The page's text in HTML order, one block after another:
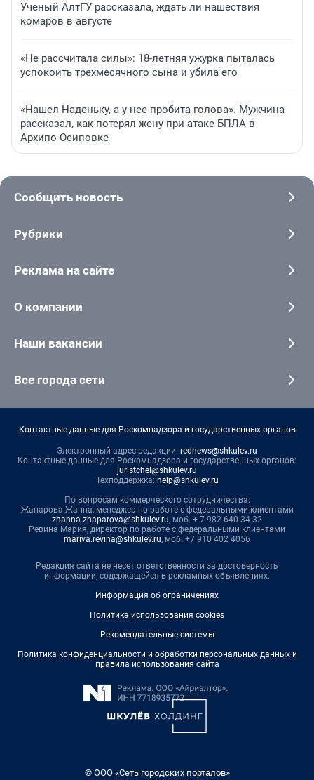
Ученый АлтГУ рассказала, ждать ли нашествия
комаров в августе
«Не рассчитала силы»: 18-летняя ужурка пыталась
успокоить трехмесячного сына и убила его
«Нашел Наденьку, а у нее пробита голова». Мужчина
рассказал, как потерял жену при атаке БПЛА в
Архипо-Осиповке
Сообщить новость
Рубрики
Реклама на сайте
О компании
Наши вакансии
Все города сети
Контактные данные для Роскомнадзора и государственных органов
Электронный адрес редакции: rednews@shkulev.ru
Контактные данные для Роскомнадзора и государственных органов:
juristchel@shkulev.ru
Техподдержка: help@shkulev.ru
По вопросам коммерческого сотрудничества:
Жапарова Жанна, менеджер по работе с федеральными клиентами
zhanna.zhaparova@shkulev.ru, моб. + 7 982 640 34 32
Ревина Мария, директор по работе с федеральными клиентами
mariya.revina@shkulev.ru, моб. +7 910 402 4056
Редакция сайта не несет ответственности за достоверность
информации, содержащейся в рекламных объявлениях.
Информация об ограничениях
Политика использования cookies
Рекомендательные системы
Политика конфиденциальности и обработки персональных данных и
правила использования сайта
© ООО «Сеть городских порталов»